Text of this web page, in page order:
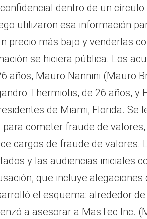
dentro de un
utilizaron esa información
precio más bajo y venderlas
se hiciera pública. Los
años, Mauro Nannini (Mauro
Thermiotis, de 26 años, y
de Miami, Florida. Se
para cometer fraude de
cargos de fraude de valores.
y las audiencias iniciales
que incluye alegaciones
el esquema: alrededor
a asesorar a MasTec Inc.